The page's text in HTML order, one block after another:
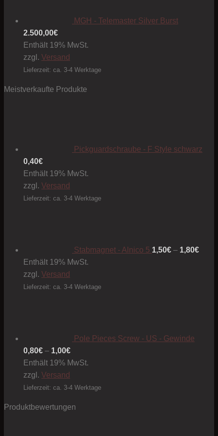
MGH - Telemaster Silver Burst
2.500,00€
Enthält 19% MwSt.
zzgl. Versand
Lieferzeit: ca. 3-4 Werktage
Meistverkaufte Produkte
Pickguardschraube - F Style schwarz
0,40€
Enthält 19% MwSt.
zzgl. Versand
Lieferzeit: ca. 3-4 Werktage
Stabmagnet - Alnico 5 1,50€ – 1,80€1,80€
Enthält 19% MwSt.
zzgl. Versand
Lieferzeit: ca. 3-4 Werktage
Pole Pieces Screw - US - Gewinde
0,80€ – 1,00€Preisspanne:
0,80€
1,00€
Enthält 19% MwSt.
zzgl. Versand
Lieferzeit: ca. 3-4 Werktage
Produktbewertungen